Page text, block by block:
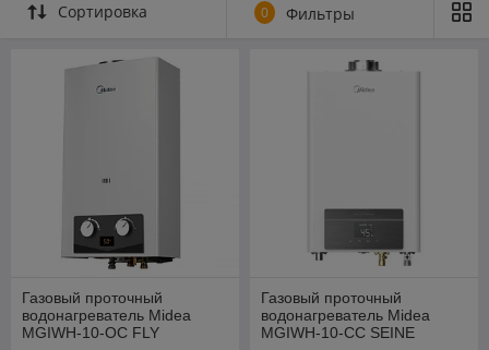
Сортировка 0 Фильтры
Газовый проточный
водонагреватель Midea
MGIWH-10-OC FLY
Газовый проточный
водонагреватель Midea
MGIWH-10-CC SEINE